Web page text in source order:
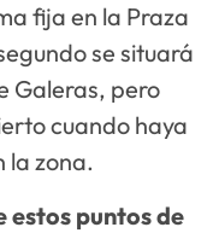
fija en la Praza
se situará
Galeras, pero
cuando haya
la zona.
estos puntos de